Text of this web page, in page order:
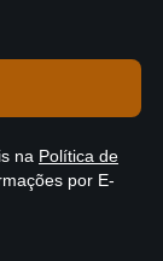
na Política de
por E-